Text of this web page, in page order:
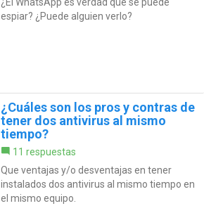
espiar? ¿Puede alguien verlo?
¿Cuáles son los pros y contras de
tener dos antivirus al mismo
tiempo?
11 respuestas
Que ventajas y/o desventajas en tener
instalados dos antivirus al mismo tiempo en
el mismo equipo.